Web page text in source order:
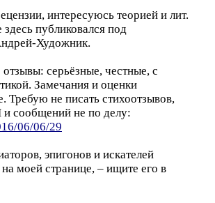
интересуюсь теорией и лит.
здесь публиковался под
Художник.
серьёзные, честные, с
Замечания и оценки
Требую не писать стихоотзывов,
сообщений не по делу:
06/06/29
эпигонов и искателей
моей странице, – ищите его в